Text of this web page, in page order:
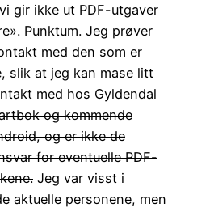
gir ikke ut PDF-utgaver
Punktum. Jeg prøver
med den som er
slik at jeg kan mase litt
med hos Gyldendal
og kommende
og er ikke de
for eventuelle PDF-
Jeg var visst i
aktuelle personene, men